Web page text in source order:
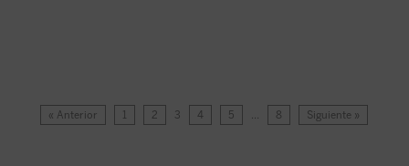
« Anterior 1 2 3 4 5 … 8 Siguiente »